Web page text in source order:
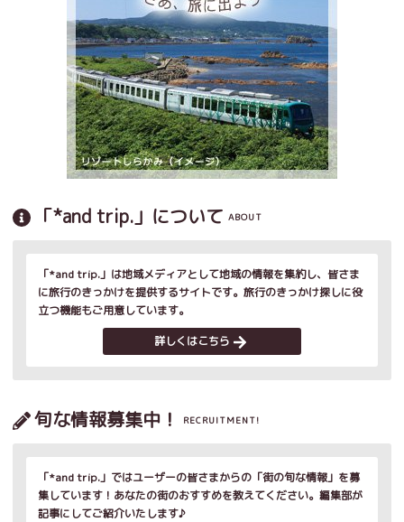
「*and trip.」について ABOUT
「*and trip.」は地域メディアとして地域の情報を集約し、皆さま
に旅行のきっかけを提供するサイトです。旅行のきっかけ探しに役
立つ機能もご用意しています。
詳しくはこちら
旬な情報募集中！ RECRUITMENT!
「*and trip.」ではユーザーの皆さまからの「街の旬な情報」を募
集しています！あなたの街のおすすめを教えてください。編集部が
記事にしてご紹介いたします♪